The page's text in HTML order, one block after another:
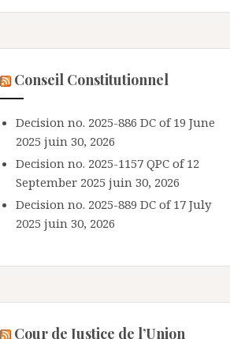
Conseil Constitutionnel
Decision no. 2025-886 DC of 19 June
2025 juin 30, 2026
Decision no. 2025-1157 QPC of 12
September 2025 juin 30, 2026
Decision no. 2025-889 DC of 17 July
2025 juin 30, 2026
Cour de Justice de l’Union